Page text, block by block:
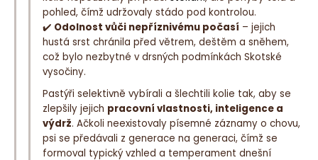
pohled, čímž udržovaly stádo pod kontrolou.
✔️ Odolnost vůči nepříznivému počasí – jejich
hustá srst chránila před větrem, deštěm a sněhem,
což bylo nezbytné v drsných podmínkách Skotské
vysočiny.
Pastýři selektivně vybírali a šlechtili kolie tak, aby se
zlepšily jejich pracovní vlastnosti, inteligence a
výdrž. Ačkoli neexistovaly písemné záznamy o chovu,
psi se předávali z generace na generaci, čímž se
formoval typický vzhled a temperament dnešní